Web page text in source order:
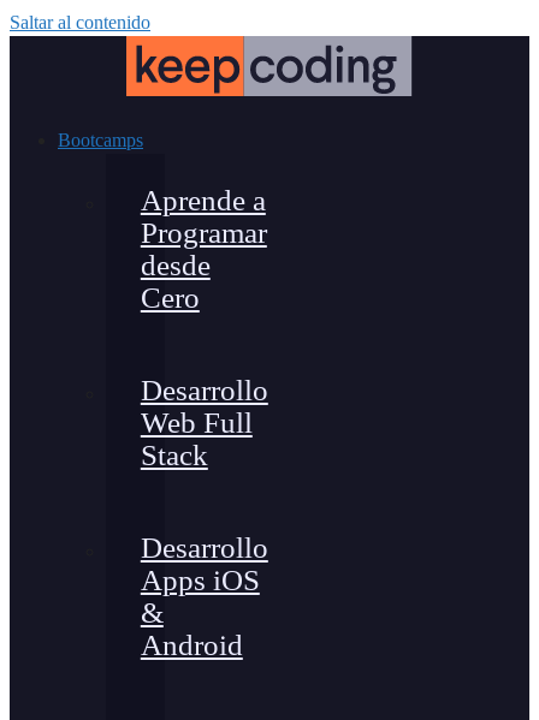
Saltar al contenido
Bootcamps
Aprende a
Programar
desde
Cero
Desarrollo
Web Full
Stack
Desarrollo
Apps iOS
&
Android